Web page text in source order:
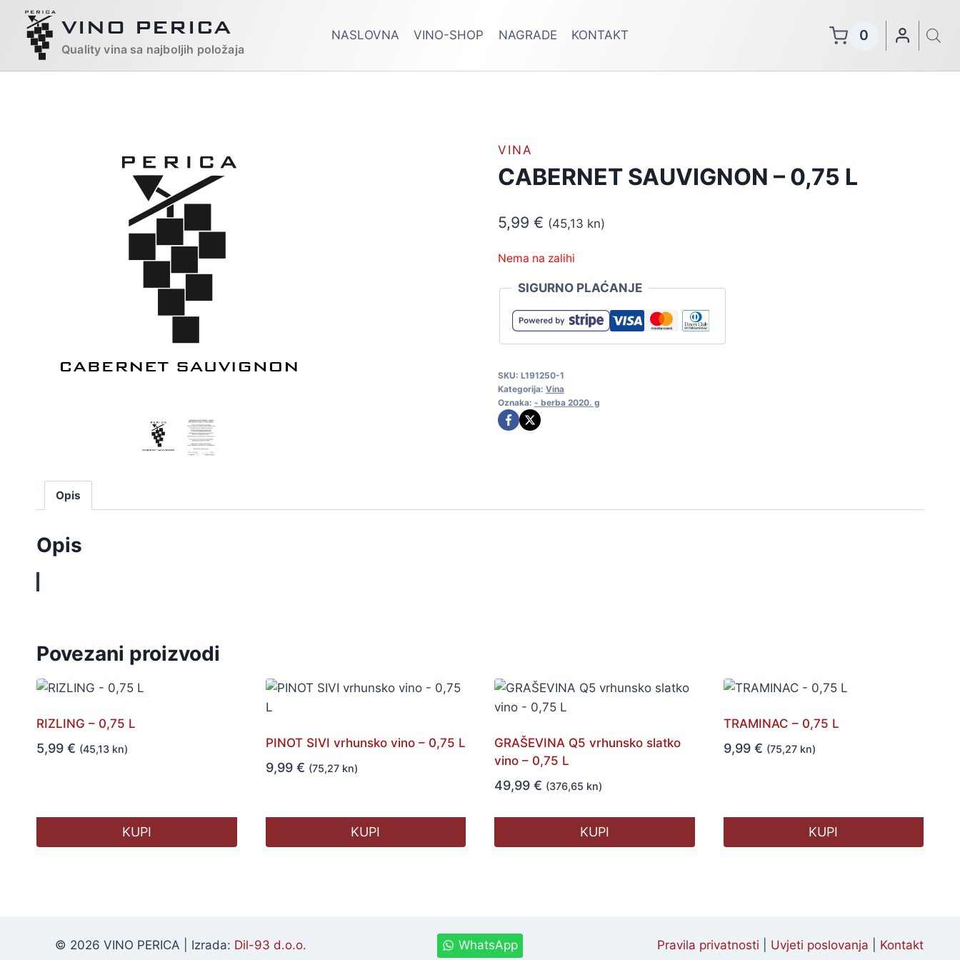
content
VINO PERICA
Quality vina sa najboljih položaja
NASLOVNA VINO-SHOP NAGRADE KONTAKT 0
VINA
CABERNET SAUVIGNON – 0,75 L
5,99 € (45,13 kn)
Nema na zalihi
SIGURNO PLAĆANJE
SKU: L191250-1
Kategorija: Vina
Oznaka: - berba 2020. g
Opis
Opis
Povezani proizvodi
RIZLING – 0,75 L
5,99 € (45,13 kn)
KUPI
PINOT SIVI vrhunsko vino – 0,75 L
9,99 € (75,27 kn)
KUPI
GRAŠEVINA Q5 vrhunsko slatko
vino – 0,75 L
49,99 € (376,65 kn)
KUPI
TRAMINAC – 0,75 L
9,99 € (75,27 kn)
KUPI
© 2026 VINO PERICA | Izrada: Dil-93 d.o.o. WhatsApp Pravila privatnosti Uvjeti poslovanja Kontakt